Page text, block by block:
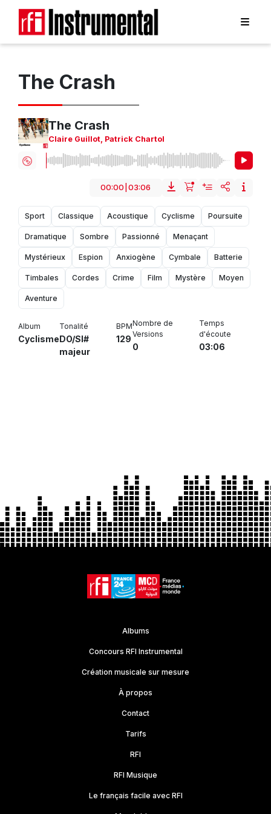
The Crash
The Crash
Claire Guillot, Patrick Chartol
00:00 03:06
Sport Classique Acoustique Cyclisme Poursuite
Dramatique Sombre Passionné Menaçant
Mystérieux Espion Anxiogène Cymbale Batterie
Timbales Cordes Crime Film Mystère Moyen
Aventure
Album
Cyclisme
Tonalité
DO/SI#
majeur
BPM
129
Nombre de
Versions
0
Temps
d'écoute
03:06
Albums
Concours RFI Instrumental
Création musicale sur mesure
À propos
Contact
Tarifs
RFI
RFI Musique
Le français facile avec RFI